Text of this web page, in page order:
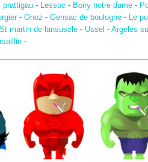
prattigau - Lessoc - Boiry notre dame -
- Onoz - Gensac de boulogne - Le
St martin de lansuscle- Ussel - Argeles
-